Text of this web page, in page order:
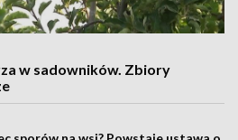
w sadowników. Zbiory